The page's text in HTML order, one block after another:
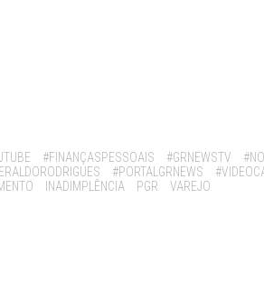
#FINANÇASPESSOAIS #GRNEWSTV
#PORTALGRNEWS
INADIMPLÊNCIA PGR VAREJO